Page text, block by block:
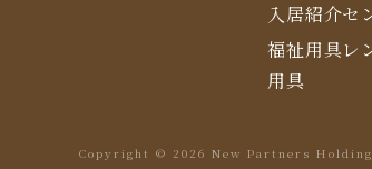
入居紹介セ
福祉用具レ
用具
Copyright © 2026 New Partners